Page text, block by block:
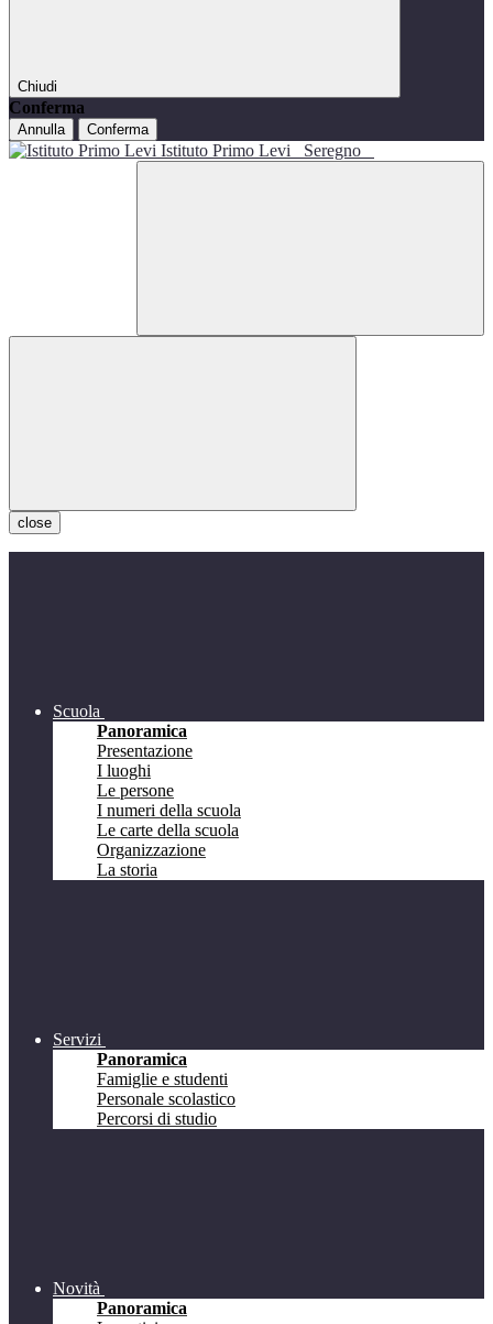
Chiudi
Conferma
Annulla Conferma
Istituto Primo Levi Seregno
close
Scuola
Panoramica
Presentazione
I luoghi
Le persone
I numeri della scuola
Le carte della scuola
Organizzazione
La storia
Servizi
Panoramica
Famiglie e studenti
Personale scolastico
Percorsi di studio
Novità
Panoramica